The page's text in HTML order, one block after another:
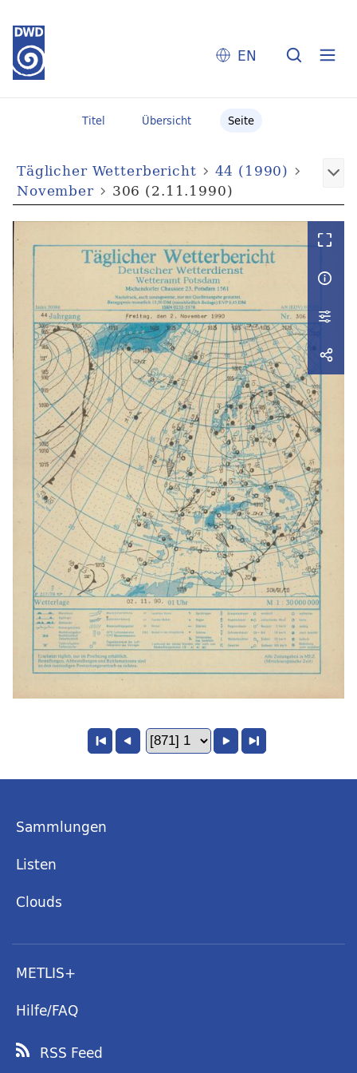
EN
Titel Übersicht Seite
Täglicher Wetterbericht
44 (1990)
November
306 (2.11.1990)
Sammlungen
Listen
Clouds
METLIS+
Hilfe/FAQ
RSS Feed